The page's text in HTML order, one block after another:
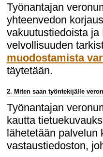
Työnantajan
yhteenvedon
vakuutustiedoista
velvollisuuden
muodostamista
täytetään.
2. Miten saan työntekijälle
Työnantajan
kautta
lähetetään palvelun
vastaustiedoston,